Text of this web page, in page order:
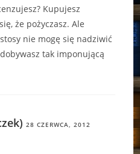
Kupujesz
że pożyczasz. Ale
nie mogę się nadziwić
tak imponującą
28 CZERWCA, 2012